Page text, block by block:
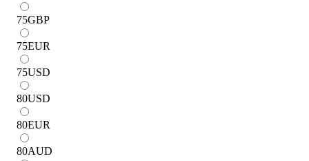
75GBP
75EUR
75USD
80USD
80EUR
80AUD